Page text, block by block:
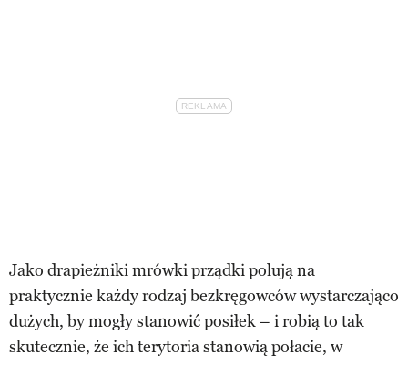
Jako drapieżniki mrówki prządki polują na
praktycznie każdy rodzaj bezkręgowców wystarczająco
dużych, by mogły stanowić posiłek – i robią to tak
skutecznie, że ich terytoria stanowią połacie, w